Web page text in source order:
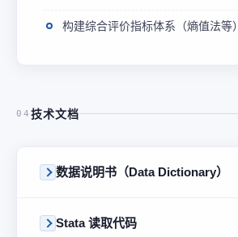
构建综合评价指标体系（熵值法等）
04 技术文档
数据说明书（Data Dictionary）
Stata 读取代码